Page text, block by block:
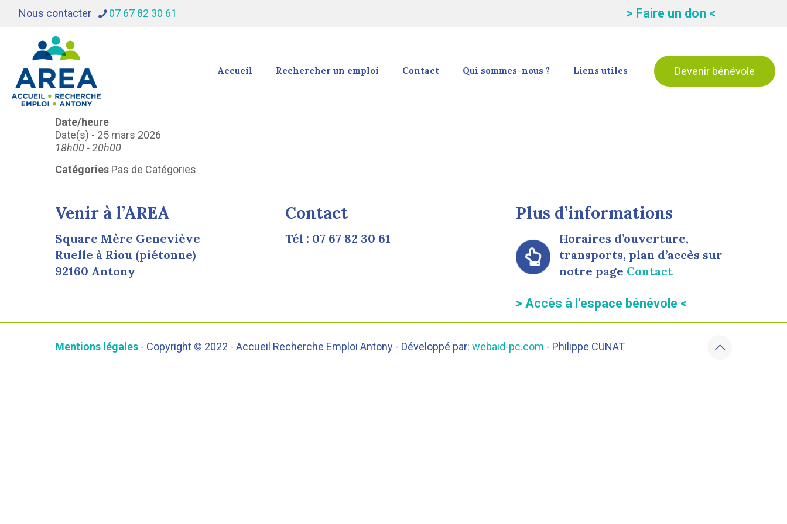
Nous contacter 07 67 82 30 61 > Faire un don <
Accueil Rechercher un emploi Contact Qui sommes-nous ? Liens utiles Devenir bénévole
Date/heure
Date(s) - 25 mars 2026
18h00 - 20h00
CatégoriesPas de Catégories
Venir à l’AREA
Square Mère Geneviève
Ruelle à Riou (piétonne)
92160 Antony
Contact
Tél : 07 67 82 30 61
Plus d’informations
Horaires d’ouverture,
transports, plan d’accès sur
notre page Contact
> Accès à l’espace bénévole <
Mentions légales - Copyright © 2022 - Accueil Recherche Emploi Antony - Développé par: webaid-pc.com - Philippe CUNAT